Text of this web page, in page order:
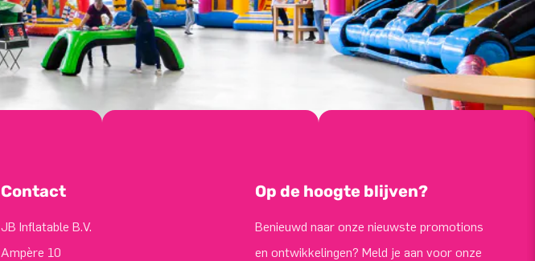
Contact
JB Inflatable B.V.
Ampère 10
Op de hoogte blijven?
Benieuwd naar onze nieuwste promotions
en ontwikkelingen? Meld je aan voor onze